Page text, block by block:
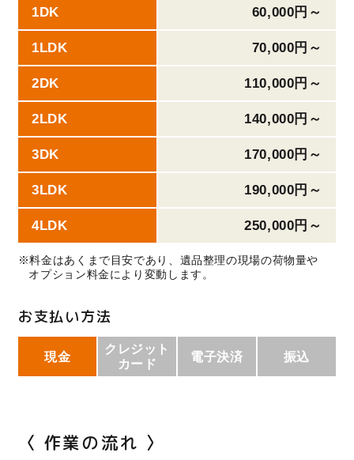
1DK 60,000円～
1LDK 70,000円～
2DK 110,000円～
2LDK 140,000円～
3DK 170,000円～
3LDK 190,000円～
4LDK 250,000円～
※料金はあくまで目安であり、遺品整理の現場の荷物量や
オプション料金により変動します。
お支払い方法
現金
クレジット
カード
電子決済 振込
〈 作業の流れ 〉